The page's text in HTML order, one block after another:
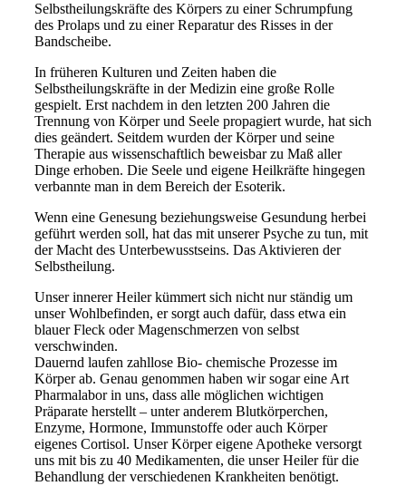
Selbstheilungskräfte des Körpers zu einer Schrumpfung
des Prolaps und zu einer Reparatur des Risses in der
Bandscheibe.
In früheren Kulturen und Zeiten haben die
Selbstheilungskräfte in der Medizin eine große Rolle
gespielt. Erst nachdem in den letzten 200 Jahren die
Trennung von Körper und Seele propagiert wurde, hat sich
dies geändert. Seitdem wurden der Körper und seine
Therapie aus wissenschaftlich beweisbar zu Maß aller
Dinge erhoben. Die Seele und eigene Heilkräfte hingegen
verbannte man in dem Bereich der Esoterik.
Wenn eine Genesung beziehungsweise Gesundung herbei
geführt werden soll, hat das mit unserer Psyche zu tun, mit
der Macht des Unterbewusstseins. Das Aktivieren der
Selbstheilung.
Unser innerer Heiler kümmert sich nicht nur ständig um
unser Wohlbefinden, er sorgt auch dafür, dass etwa ein
blauer Fleck oder Magenschmerzen von selbst
verschwinden.
Dauernd laufen zahllose Bio- chemische Prozesse im
Körper ab. Genau genommen haben wir sogar eine Art
Pharmalabor in uns, dass alle möglichen wichtigen
Präparate herstellt – unter anderem Blutkörperchen,
Enzyme, Hormone, Immunstoffe oder auch Körper
eigenes Cortisol. Unser Körper eigene Apotheke versorgt
uns mit bis zu 40 Medikamenten, die unser Heiler für die
Behandlung der verschiedenen Krankheiten benötigt.